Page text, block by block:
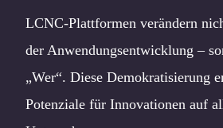
LCNC-Plattformen verändern
der Anwendungsentwicklung –
„Wer“. Diese Demokratisierung
Potenziale für Innovationen auf